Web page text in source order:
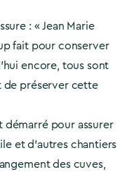
: « Jean Marie
fait pour conserver
encore, tous sont
de préserver cette
démarré pour assurer
et d’autres chantiers
des cuves,